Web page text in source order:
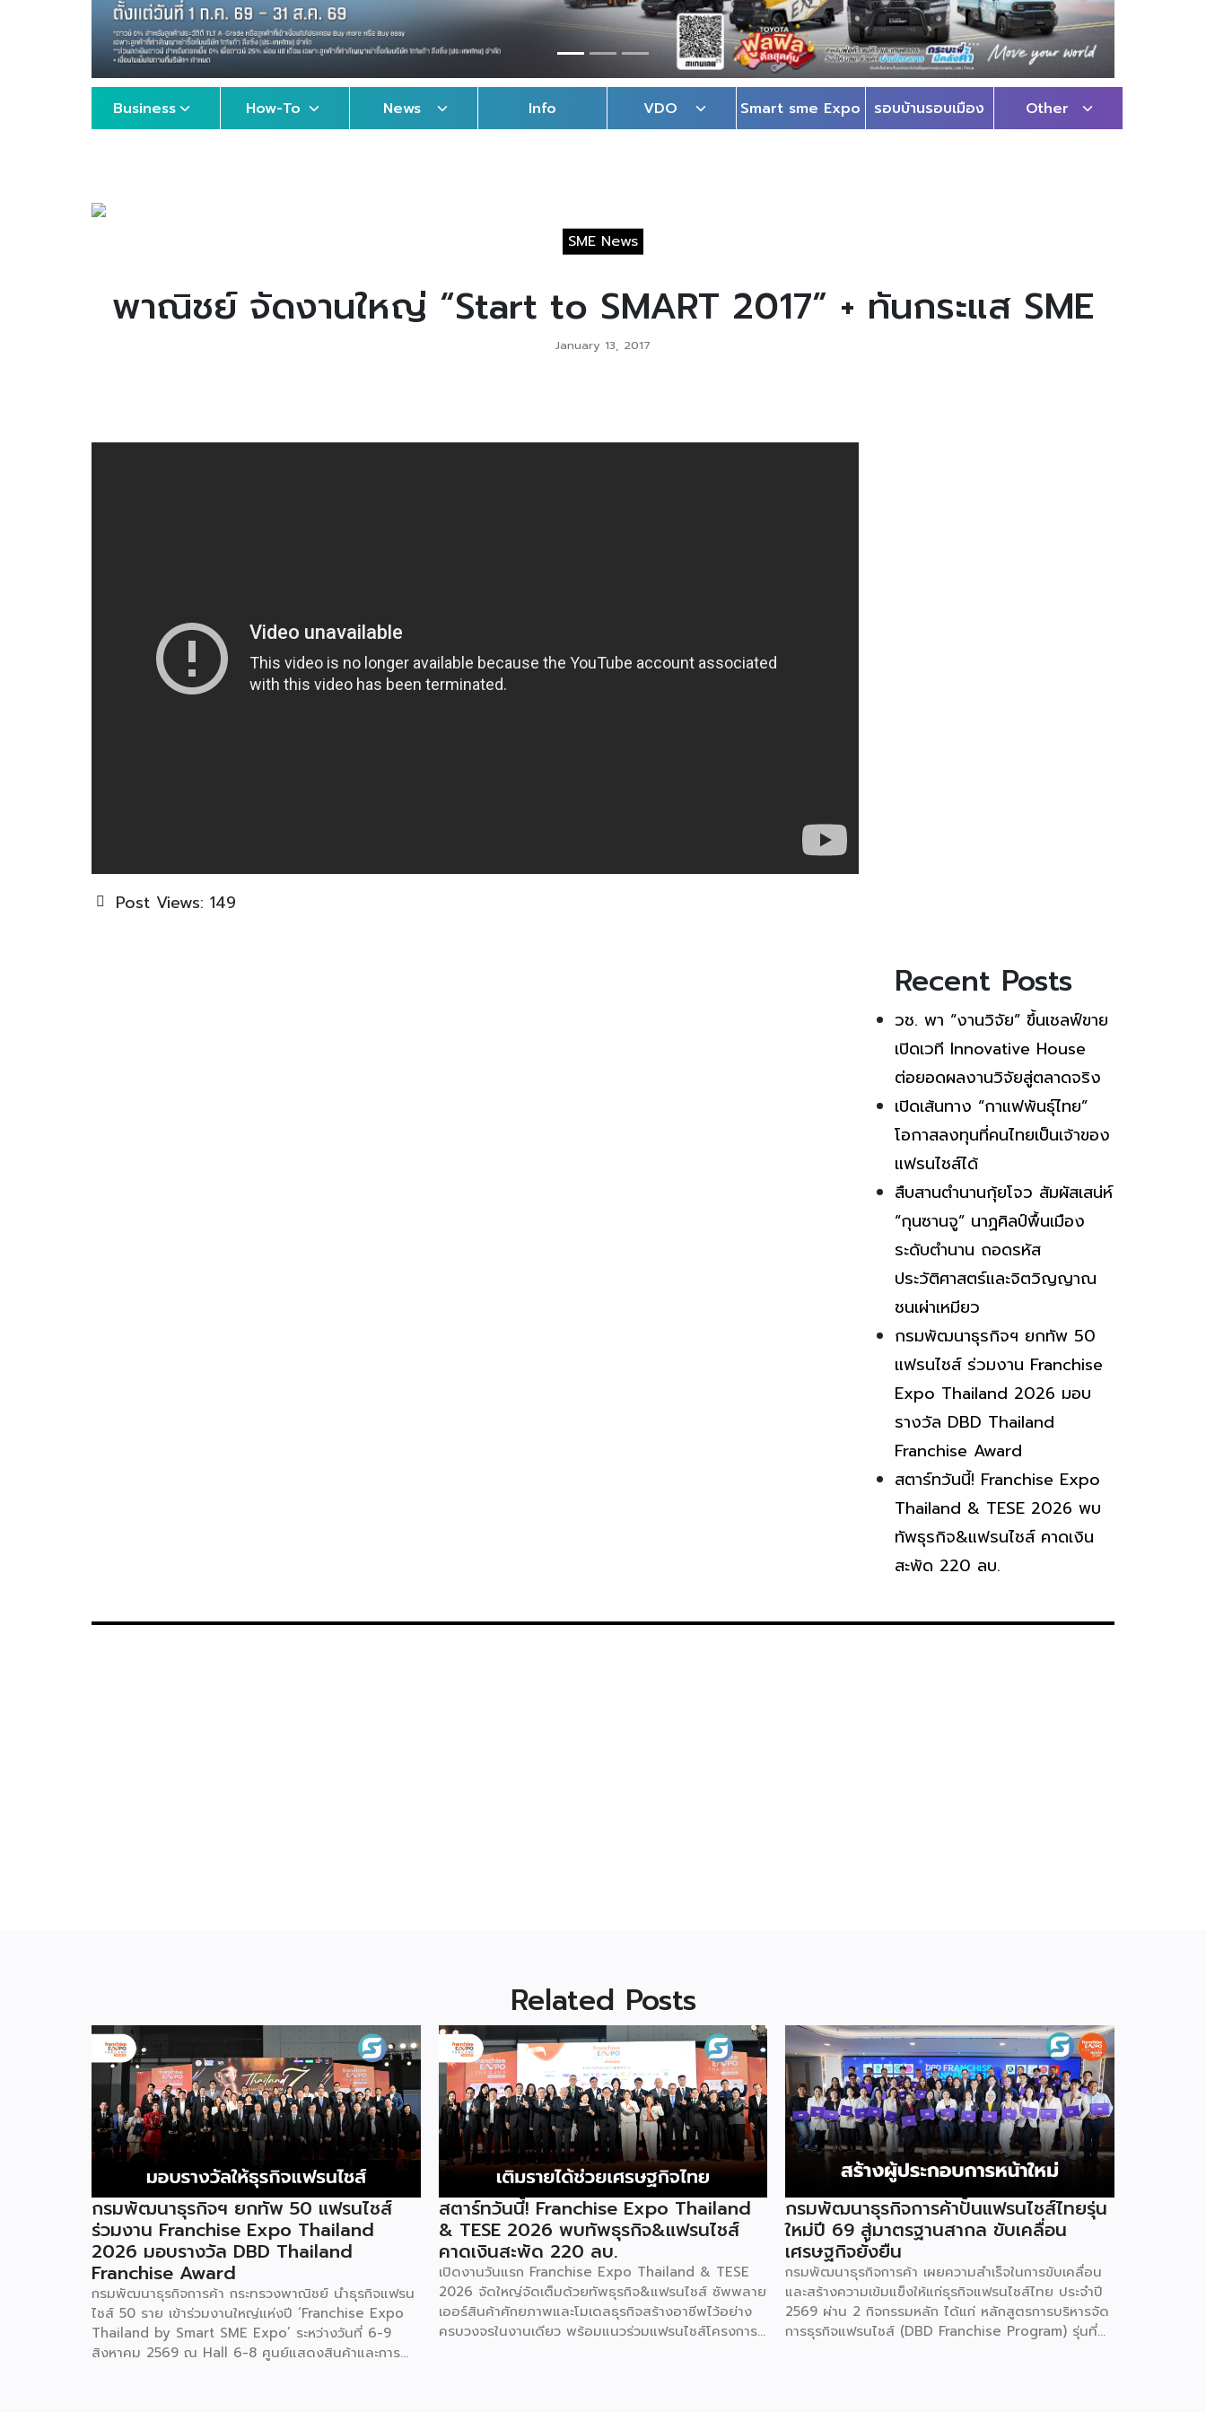
Business How-To News Info VDO Smart sme Expo รอบบ้านรอบเมือง Other
SME News
พาณิชย์ จัดงานใหญ่ “Start to SMART 2017” + ทันกระแส SME
January 13, 2017
Post Views: 149
Recent Posts
วช. พา “งานวิจัย” ขึ้นเชลฟ์ขาย
เปิดเวที Innovative House
ต่อยอดผลงานวิจัยสู่ตลาดจริง
เปิดเส้นทาง “กาแฟพันธุ์ไทย”
โอกาสลงทุนที่คนไทยเป็นเจ้าของ
แฟรนไชส์ได้
สืบสานตำนานกุ้ยโจว สัมผัสเสน่ห์
“กุนซานจู” นาฏศิลป์พื้นเมือง
ระดับตำนาน ถอดรหัส
ประวัติศาสตร์และจิตวิญญาณ
ชนเผ่าเหมียว
กรมพัฒนาธุรกิจฯ ยกทัพ 50
แฟรนไชส์ ร่วมงาน Franchise
Expo Thailand 2026 มอบ
รางวัล DBD Thailand
Franchise Award
สตาร์ทวันนี้! Franchise Expo
Thailand & TESE 2026 พบ
ทัพธุรกิจ&แฟรนไชส์ คาดเงิน
สะพัด 220 ลบ.
Related Posts
กรมพัฒนาธุรกิจฯ ยกทัพ 50 แฟรนไชส์
ร่วมงาน Franchise Expo Thailand
2026 มอบรางวัล DBD Thailand
Franchise Award
กรมพัฒนาธุรกิจการค้า กระทรวงพาณิชย์ นำธุรกิจแฟรน
ไชส์ 50 ราย เข้าร่วมงานใหญ่แห่งปี ‘Franchise Expo
Thailand by Smart SME Expo’ ระหว่างวันที่ 6-9
สิงหาคม 2569 ณ Hall 6-8 ศูนย์แสดงสินค้าและการ
สตาร์ทวันนี้! Franchise Expo Thailand
& TESE 2026 พบทัพธุรกิจ&แฟรนไชส์
คาดเงินสะพัด 220 ลบ.
เปิดงานวันแรก Franchise Expo Thailand & TESE
2026 จัดใหญ่จัดเต็มด้วยทัพธุรกิจ&แฟรนไชส์ ซัพพลาย
เออร์สินค้าศักยภาพและโมเดลธุรกิจสร้างอาชีพไว้อย่าง
ครบวงจรในงานเดียว พร้อมแนวร่วมแฟรนไชส์โครงการ
กรมพัฒนาธุรกิจการค้าปั้นแฟรนไชส์ไทยรุ่น
ใหม่ปี 69 สู่มาตรฐานสากล ขับเคลื่อน
เศรษฐกิจยั่งยืน
กรมพัฒนาธุรกิจการค้า เผยความสำเร็จในการขับเคลื่อน
และสร้างความเข้มแข็งให้แก่ธุรกิจแฟรนไชส์ไทย ประจำปี
2569 ผ่าน 2 กิจกรรมหลัก ได้แก่ หลักสูตรการบริหารจัด
การธุรกิจแฟรนไชส์ (DBD Franchise Program) รุ่นที่